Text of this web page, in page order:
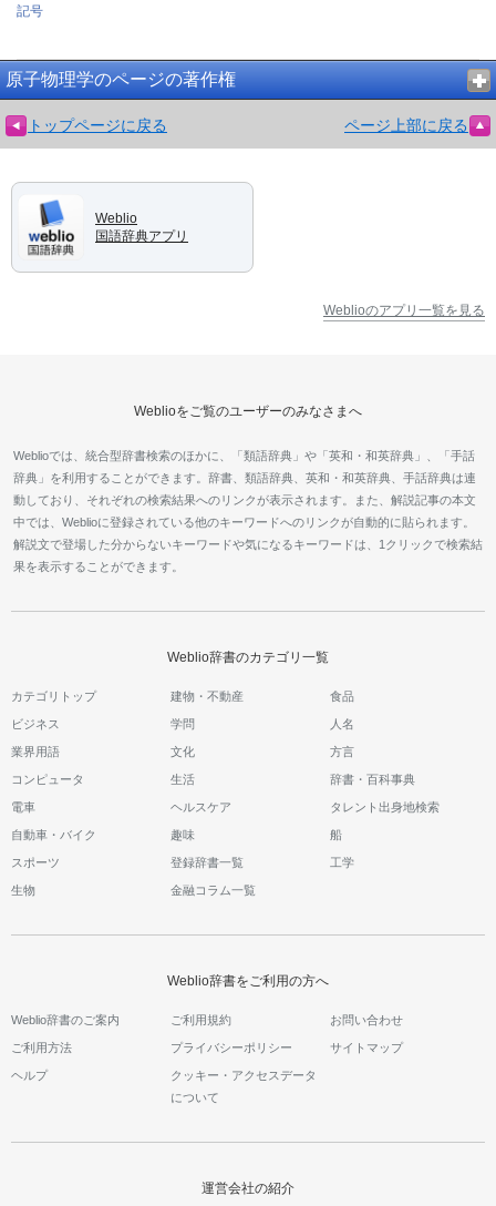
記号
原子物理学のページの著作権
トップページに戻る ページ上部に戻る
Weblio
国語辞典アプリ
Weblioのアプリ一覧を見る
Weblioをご覧のユーザーのみなさまへ
Weblioでは、統合型辞書検索のほかに、「類語辞典」や「英和・和英辞典」、「手話
辞典」を利用することができます。辞書、類語辞典、英和・和英辞典、手話辞典は連
動しており、それぞれの検索結果へのリンクが表示されます。また、解説記事の本文
中では、Weblioに登録されている他のキーワードへのリンクが自動的に貼られます。
解説文で登場した分からないキーワードや気になるキーワードは、1クリックで検索結
果を表示することができます。
Weblio辞書のカテゴリ一覧
カテゴリトップ 建物・不動産 食品
ビジネス 学問 人名
業界用語 文化 方言
コンピュータ 生活 辞書・百科事典
電車 ヘルスケア タレント出身地検索
自動車・バイク 趣味 船
スポーツ 登録辞書一覧 工学
生物 金融コラム一覧
Weblio辞書をご利用の方へ
Weblio辞書のご案内 ご利用規約 お問い合わせ
ご利用方法 プライバシーポリシー サイトマップ
ヘルプ
クッキー・アクセスデータ
について
運営会社の紹介